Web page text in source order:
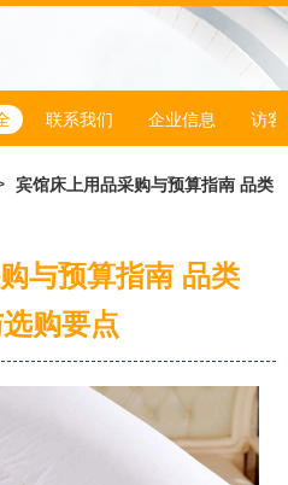
联系我们 企业信息 访客
宾馆床上用品采购与预算指南 品类
与预算指南 品类
购要点